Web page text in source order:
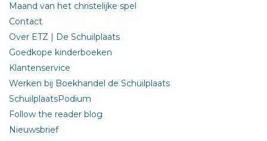
Maand van het christelijke spel
Contact
Over ETZ | De Schuilplaats
Goedkope kinderboeken
Klantenservice
Werken bij Boekhandel de Schuilplaats
SchuilplaatsPodium
Follow the reader blog
Nieuwsbrief